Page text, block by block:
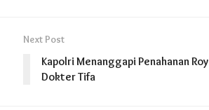
Next Post
Kapolri Menanggapi Penahanan
Dokter Tifa